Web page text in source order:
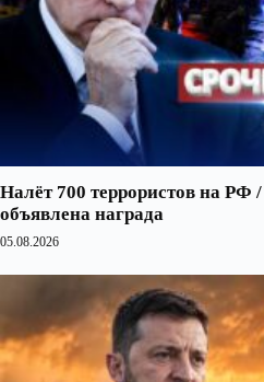
Налёт 700 террористов на РФ
объявлена награда
05.08.2026